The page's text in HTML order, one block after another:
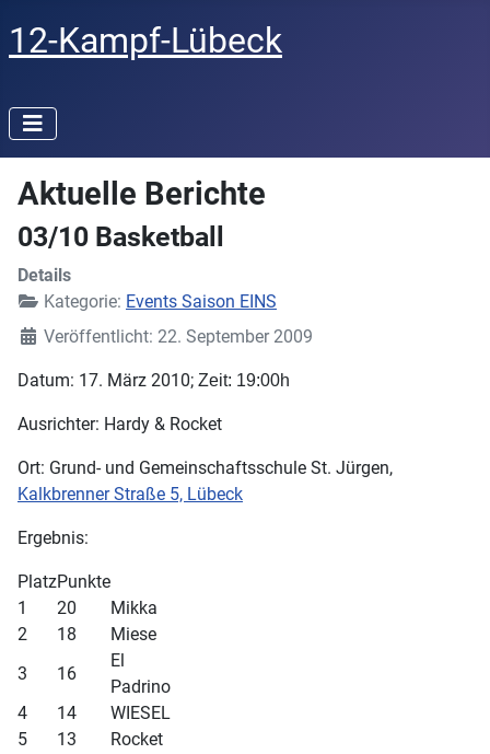
12-Kampf-Lübeck
Aktuelle Berichte
03/10 Basketball
Details
Kategorie: Events Saison EINS
Veröffentlicht: 22. September 2009
Datum: 17. März 2010; Zeit: 19:00h
Ausrichter: Hardy & Rocket
Ort: Grund- und Gemeinschaftsschule St. Jürgen,
Kalkbrenner Straße 5, Lübeck
Ergebnis:
PlatzPunkte
1
20
Mikka
2
18
Miese
3
16
El
Padrino
4
14
WIESEL
5
13
Rocket